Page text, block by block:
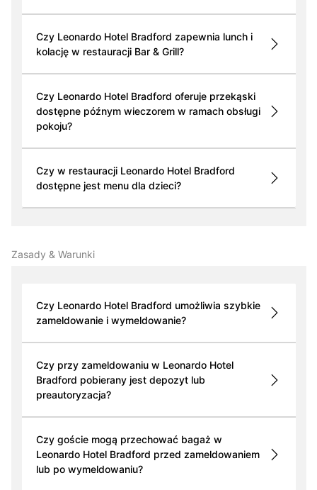
Czy Leonardo Hotel Bradford zapewnia lunch i
kolację w restauracji Bar & Grill?
Czy Leonardo Hotel Bradford oferuje przekąski
dostępne późnym wieczorem w ramach obsługi
pokoju?
Czy w restauracji Leonardo Hotel Bradford
dostępne jest menu dla dzieci?
Zasady & Warunki
Czy Leonardo Hotel Bradford umożliwia szybkie
zameldowanie i wymeldowanie?
Czy przy zameldowaniu w Leonardo Hotel
Bradford pobierany jest depozyt lub
preautoryzacja?
Czy goście mogą przechować bagaż w
Leonardo Hotel Bradford przed zameldowaniem
lub po wymeldowaniu?